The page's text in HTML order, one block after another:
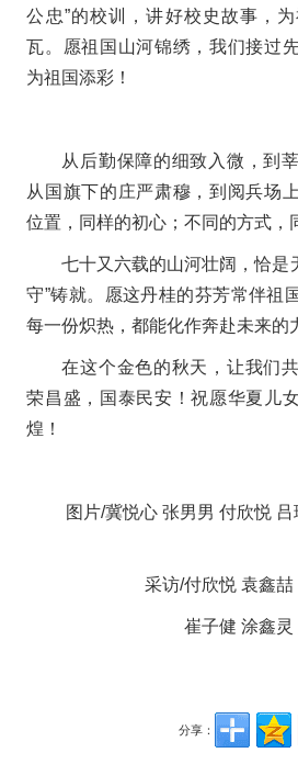
公忠”的校训，讲好校史故事，
瓦。愿祖国山河锦绣，我们接过
为祖国添彩！
从后勤保障的细致入微，到
从国旗下的庄严肃穆，到阅兵场
位置，同样的初心；不同的方式，
七十又六载的山河壮阔，恰是
守”铸就。愿这丹桂的芬芳常伴祖
每一份炽热，都能化作奔赴未来的
在这个金色的秋天，让我们
荣昌盛，国泰民安！祝愿华夏儿女
煌！
图片/冀悦心 张男男 付欣悦
采访/付欣悦 袁鑫
崔子健 涂鑫
分享：